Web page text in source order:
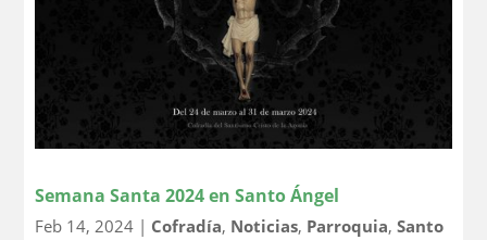
Semana Santa 2024 en Santo Ángel
Feb 14, 2024 | Cofradía, Noticias, Parroquia,Santo